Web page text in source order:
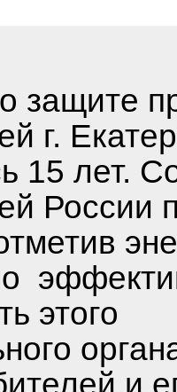
защите
г.
15 лет.
России
этого
и